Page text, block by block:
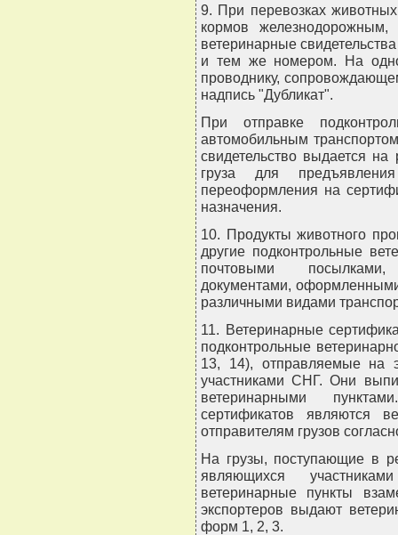
9. При перевозках
кормов
ветеринарные
и тем же номером. На
проводнику,
надпись "Дубликат".
При отправке
автомобильным
свидетельство выдается
груза для
переоформления на
назначения.
10. Продукты животного
другие подконтрольные
почтовыми
документами,
различными видами
11. Ветеринарные
подконтрольные
13, 14), отправляемые на
участниками СНГ. Они
ветеринарными
сертификатов являются
отправителям грузов
На грузы, поступающие в
являющихся
ветеринарные пункты
экспортеров выдают
форм 1, 2, 3.